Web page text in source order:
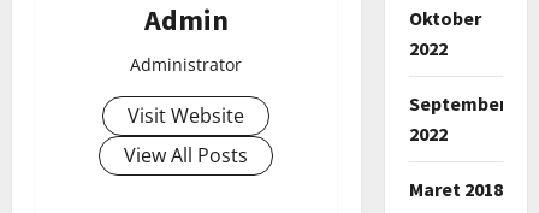
Admin
Administrator
Visit Website
View All Posts
Oktober
2022
September
2022
Maret 2018